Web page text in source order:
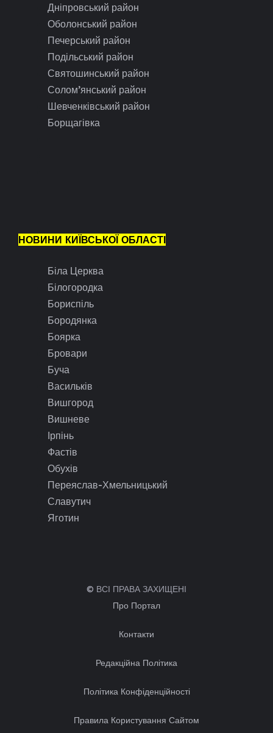
Дніпровський район
Оболонський район
Печерський район
Подільський район
Святошинський район
Солом’янський район
Шевченківський район
Борщагівка
НОВИНИ КИЇВСЬКОЇ ОБЛАСТІ
Біла Церква
Білогородка
Бориспіль
Бородянка
Боярка
Бровари
Буча
Васильків
Вишгород
Вишневе
Ірпінь
Фастів
Обухів
Переяслав-Хмельницький
Славутич
Яготин
© ВСІ ПРАВА ЗАХИЩЕНІ
Про Портал
Контакти
Редакційна Політика
Політика Конфіденційності
Правила Користування Сайтом